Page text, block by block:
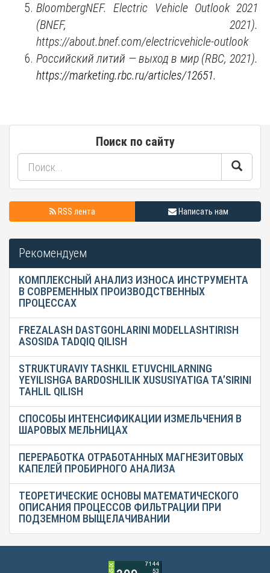
BloombergNEF. Electric Vehicle Outlook 2021
(BNEF, 2021).
https://about.bnef.com/electricvehicle-outlook
Российский литий — выход в мир (RBC, 2021).
https://marketing.rbc.ru/articles/12651.
Поиск по сайту
RSS лента Написать нам
Рекомендуем
КОМПЛЕКСНЫЙ АНАЛИЗ ИЗНОСА ИНСТРУМЕНТА
В СОВРЕМЕННЫХ ПРОИЗВОДСТВЕННЫХ
ПРОЦЕССАХ
FREZALASH DASTGOHLARINI MODELLASHTIRISH
ASOSIDA TADQIQ QILISH
STRUKTURAVIY TASHKIL ETUVCHILARNING
YEYILISHGA BARDOSHLILIK XUSUSIYATIGA TA’SIRINI
TAHLIL QILISH
СПОСОБЫ ИНТЕНСИФИКАЦИИ ИЗМЕЛЬЧЕНИЯ В
ШАРОВЫХ МЕЛЬНИЦАХ
ПЕРЕРАБОТКА ОТРАБОТАННЫХ МАГНЕЗИТОВЫХ
КАПЕЛЕЙ ПРОБИРНОГО АНАЛИЗА
ТЕОРЕТИЧЕСКИЕ ОСНОВЫ МАТЕМАТИЧЕСКОГО
ОПИСАНИЯ ПРОЦЕССОВ ФИЛЬТРАЦИИ ПРИ
ПОДЗЕМНОМ ВЫЩЕЛАЧИВАНИИ